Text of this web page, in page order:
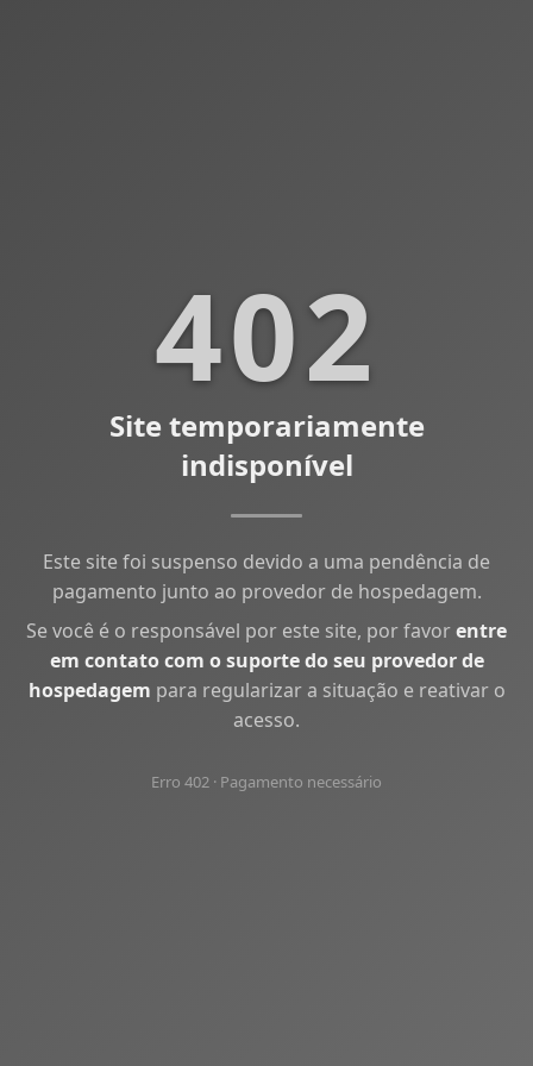
402
Site temporariamente
indisponível
Este site foi suspenso devido a uma pendência de
pagamento junto ao provedor de hospedagem.
Se você é o responsável por este site, por favorentre
em contato com o suporte do seu provedor de
hospedagem para regularizar a situação e reativar o
acesso.
Erro 402 · Pagamento necessário